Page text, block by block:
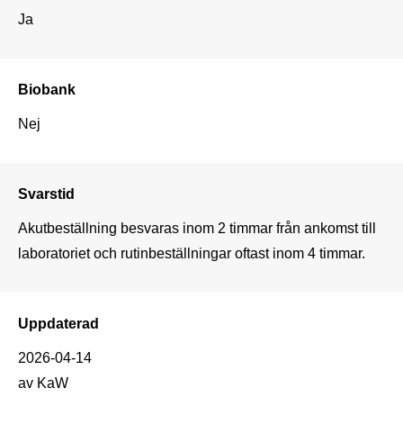
Ja
Biobank
Nej
Svarstid
Akutbeställning besvaras inom 2 timmar från ankomst till
laboratoriet och rutinbeställningar oftast inom 4 timmar.
Uppdaterad
2026-04-14
av KaW